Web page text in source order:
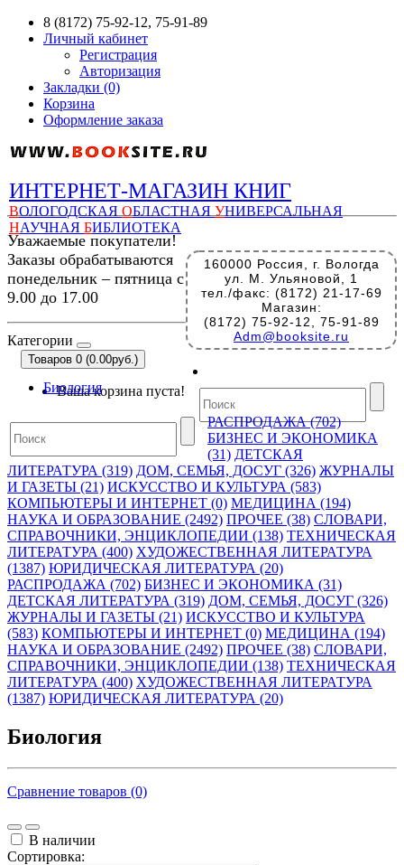
8 (8172) 75-92-12, 75-91-89
Личный кабинет
Регистрация
Авторизация
Закладки (0)
Корзина
Оформление заказа
ИНТЕРНЕТ-МАГАЗИН КНИГ
ВОЛОГОДСКАЯ ОБЛАСТНАЯ УНИВЕРСАЛЬНАЯ
НАУЧНАЯ БИБЛИОТЕКА
160000 Россия, г. Вологда
ул. М. Ульяновой, 1
тел./факс: (8172) 21-17-69
Магазин:
(8172) 75-92-12, 75-91-89
Adm@booksite.ru
Уважаемые покупатели!
Заказы обрабатываются
понедельник – пятница с
9.00 до 17.00
Категории
Товаров 0 (0.00руб.)
Ваша корзина пуста!
Биология
РАСПРОДАЖА (702)
БИЗНЕС И ЭКОНОМИКА
(31) ДЕТСКАЯ
ЛИТЕРАТУРА (319) ДОМ, СЕМЬЯ, ДОСУГ (326) ЖУРНАЛЫ
И ГАЗЕТЫ (21) ИСКУССТВО И КУЛЬТУРА (583)
КОМПЬЮТЕРЫ И ИНТЕРНЕТ (0) МЕДИЦИНА (194)
НАУКА И ОБРАЗОВАНИЕ (2492) ПРОЧЕЕ (38) СЛОВАРИ,
СПРАВОЧНИКИ, ЭНЦИКЛОПЕДИИ (138) ТЕХНИЧЕСКАЯ
ЛИТЕРАТУРА (400) ХУДОЖЕСТВЕННАЯ ЛИТЕРАТУРА
(1387) ЮРИДИЧЕСКАЯ ЛИТЕРАТУРА (20)
РАСПРОДАЖА (702) БИЗНЕС И ЭКОНОМИКА (31)
ДЕТСКАЯ ЛИТЕРАТУРА (319) ДОМ, СЕМЬЯ, ДОСУГ (326)
ЖУРНАЛЫ И ГАЗЕТЫ (21) ИСКУССТВО И КУЛЬТУРА
(583) КОМПЬЮТЕРЫ И ИНТЕРНЕТ (0) МЕДИЦИНА (194)
НАУКА И ОБРАЗОВАНИЕ (2492) ПРОЧЕЕ (38) СЛОВАРИ,
СПРАВОЧНИКИ, ЭНЦИКЛОПЕДИИ (138) ТЕХНИЧЕСКАЯ
ЛИТЕРАТУРА (400) ХУДОЖЕСТВЕННАЯ ЛИТЕРАТУРА
(1387) ЮРИДИЧЕСКАЯ ЛИТЕРАТУРА (20)
Биология
Сравнение товаров (0)
В наличии
Сортировка: